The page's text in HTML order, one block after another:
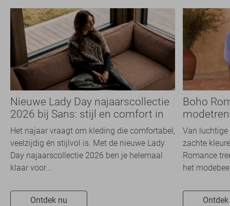
Nieuwe Lady Day najaarscollectie
2026 bij Sans: stijl en comfort in
travelkwaliteit
Het najaar vraagt om kleding die comfortabel,
veelzijdig én stijlvol is. Met de nieuwe Lady
Day najaarscollectie 2026 ben je helemaal
klaar voor...
Ontdek nu
Boho
overal
Van luchtige
zachte
Romance
het